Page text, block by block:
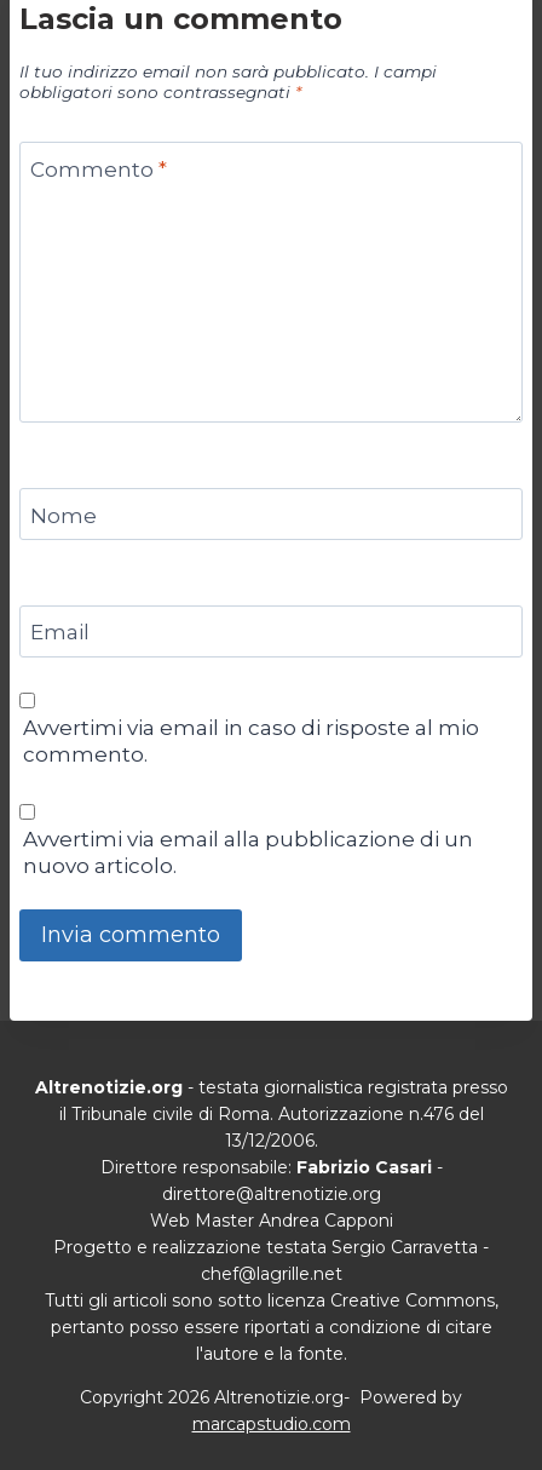
Lascia un commento
Il tuo indirizzo email non sarà pubblicato. I campi
obbligatori sono contrassegnati *
Commento *
Nome
Email
Avvertimi via email in caso di risposte al mio
commento.
Avvertimi via email alla pubblicazione di un
nuovo articolo.
Altrenotizie.org- testata giornalistica registrata presso
il Tribunale civile di Roma. Autorizzazione n.476 del
13/12/2006.
Direttore responsabile: Fabrizio Casari-
direttore@altrenotizie.org
Web Master Andrea Capponi
Progetto e realizzazione testata Sergio Carravetta -
chef@lagrille.net
Tutti gli articoli sono sotto licenza Creative Commons,
pertanto posso essere riportati a condizione di citare
l'autore e la fonte.
Copyright 2026 Altrenotizie.org- Powered by
marcapstudio.com